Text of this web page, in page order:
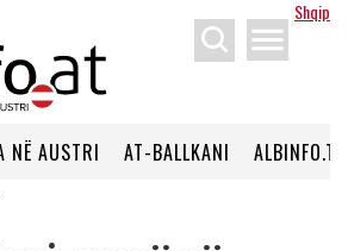
Shqip
menu
NË AUSTRI AT-BALLKANI ALBINFO.TV